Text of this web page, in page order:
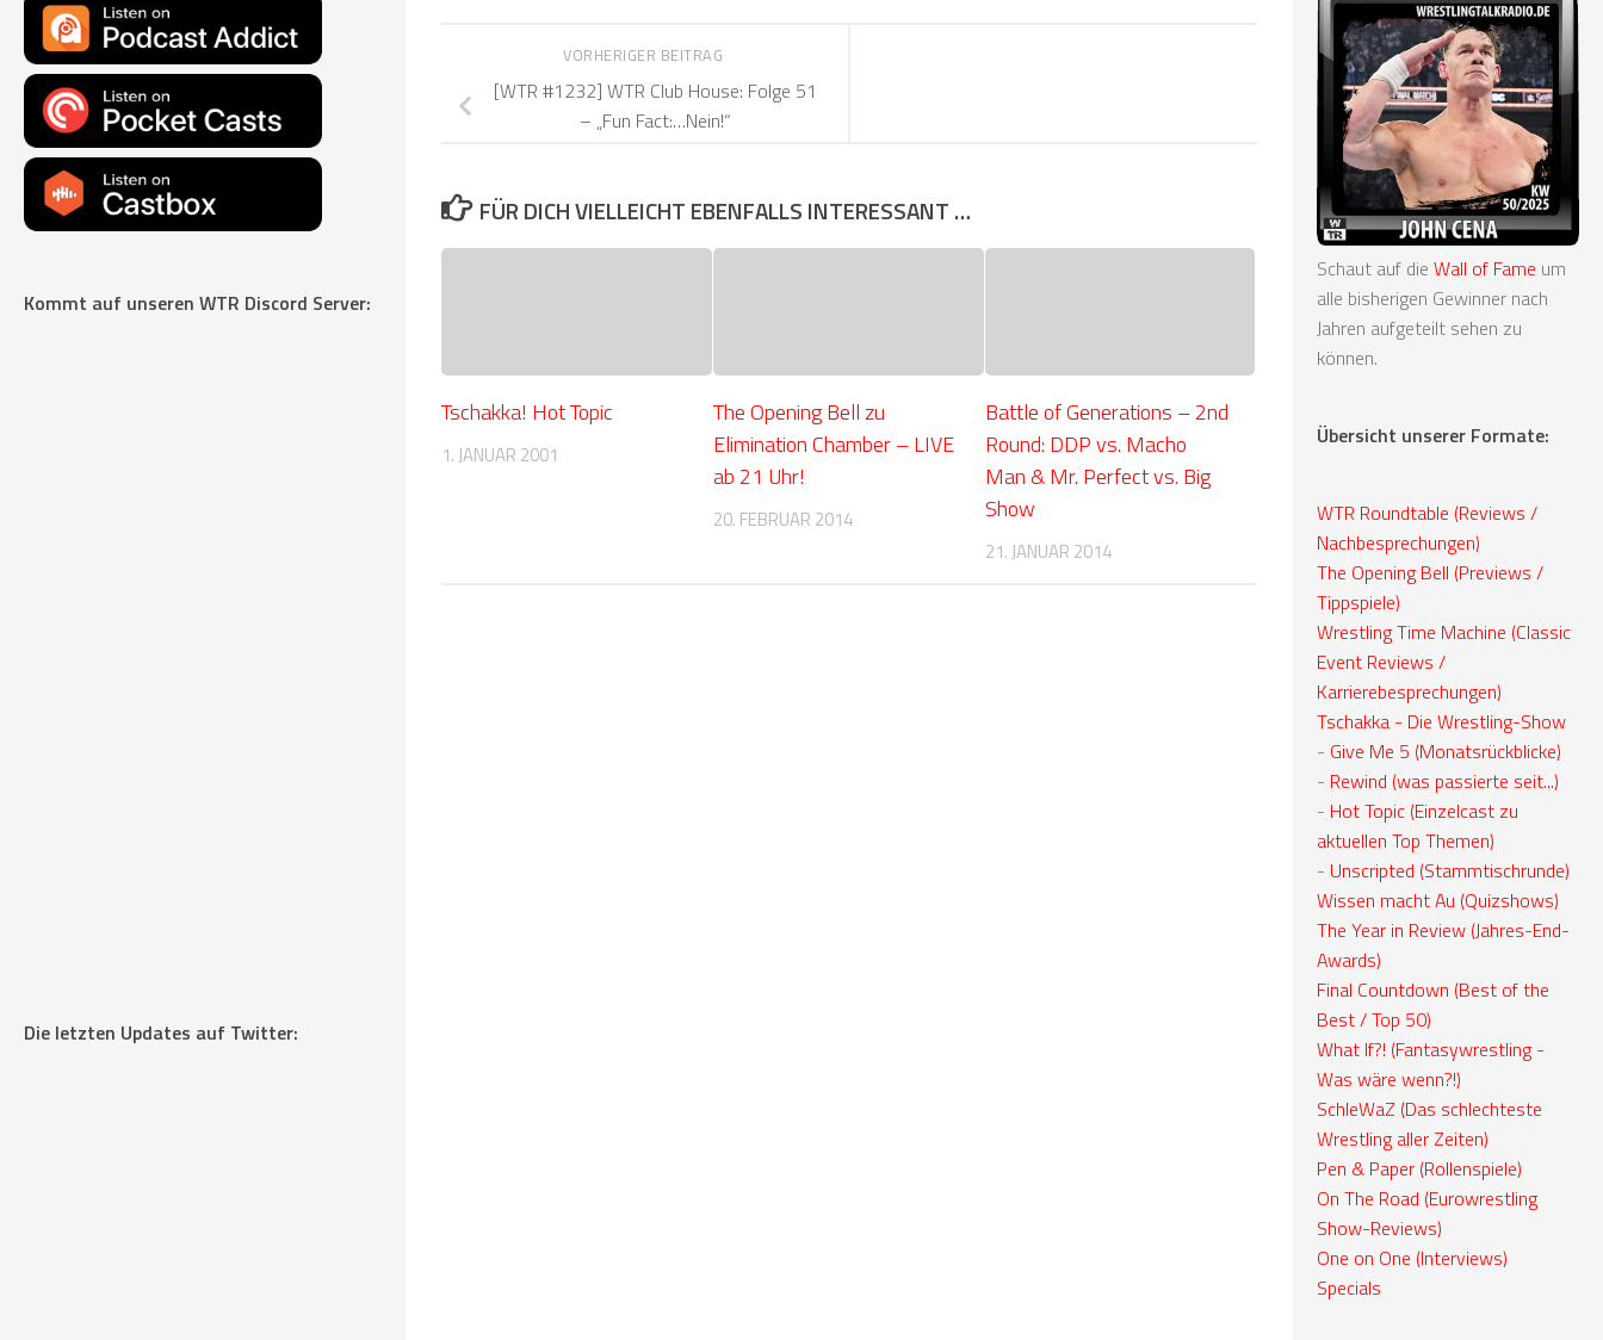
VORHERIGER BEITRAG
[WTR #1232] WTR Club House: Folge 51
– „Fun Fact:…Nein!“
FÜR DICH VIELLEICHT EBENFALLS INTERESSANT …
Tschakka! Hot Topic
1. JANUAR 2001
The Opening Bell zu
Elimination Chamber – LIVE
ab 21 Uhr!
20. FEBRUAR 2014
Battle of Generations – 2nd
Round: DDP vs. Macho
Man & Mr. Perfect vs. Big
Show
21. JANUAR 2014
Kommt auf unseren WTR Discord Server:
Die letzten Updates auf Twitter:
Schaut auf die Wall of Fame um
alle bisherigen Gewinner nach
Jahren aufgeteilt sehen zu
können.
Übersicht unserer Formate:
WTR Roundtable (Reviews /
Nachbesprechungen)
The Opening Bell (Previews /
Tippspiele)
Wrestling Time Machine (Classic
Event Reviews /
Karrierebesprechungen)
Tschakka - Die Wrestling-Show
- Give Me 5 (Monatsrückblicke)
- Rewind (was passierte seit...)
- Hot Topic (Einzelcast zu
aktuellen Top Themen)
- Unscripted (Stammtischrunde)
Wissen macht Au (Quizshows)
The Year in Review (Jahres-End-
Awards)
Final Countdown (Best of the
Best / Top 50)
What If?! (Fantasywrestling -
Was wäre wenn?!)
SchleWaZ (Das schlechteste
Wrestling aller Zeiten)
Pen & Paper (Rollenspiele)
On The Road (Eurowrestling
Show-Reviews)
One on One (Interviews)
Specials